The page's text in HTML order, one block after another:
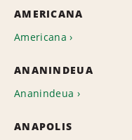
AMERICANA
Americana
ANANINDEUA
Ananindeua
ANAPOLIS